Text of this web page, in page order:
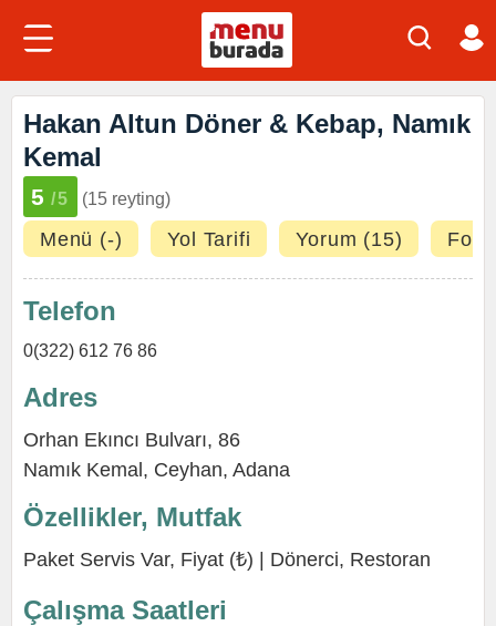
Hakan Altun Döner & Kebap, Namık
Kemal
5 /5 (15 reyting)
Menü (-) Yol Tarifi Yorum (15)
Telefon
0(322) 612 76 86
Adres
Orhan Ekıncı Bulvarı, 86
Namık Kemal , Ceyhan, Adana
Özellikler, Mutfak
Paket Servis Var, Fiyat (₺) | Dönerci, Restoran
Çalışma Saatleri